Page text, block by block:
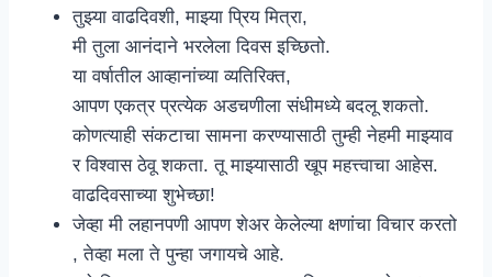
तुझ्या वाढदिवशी, माझ्या प्रिय मित्रा,
मी तुला आनंदाने भरलेला दिवस इच्छितो.
या वर्षातील आव्हानांच्या व्यतिरिक्त,
आपण एकत्र प्रत्येक अडचणीला संधीमध्ये बदलू शकतो.
कोणत्याही संकटाचा सामना करण्यासाठी तुम्ही नेहमी माझ्याव
र विश्वास ठेवू शकता. तू माझ्यासाठी खूप महत्त्वाचा आहेस.
वाढदिवसाच्या शुभेच्छा!
जेव्हा मी लहानपणी आपण शेअर केलेल्या क्षणांचा विचार करतो
, तेव्हा मला ते पुन्हा जगायचे आहे.